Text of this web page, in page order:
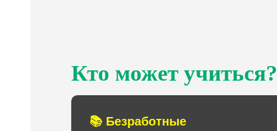
Кто может учиться?
📚 Безработные